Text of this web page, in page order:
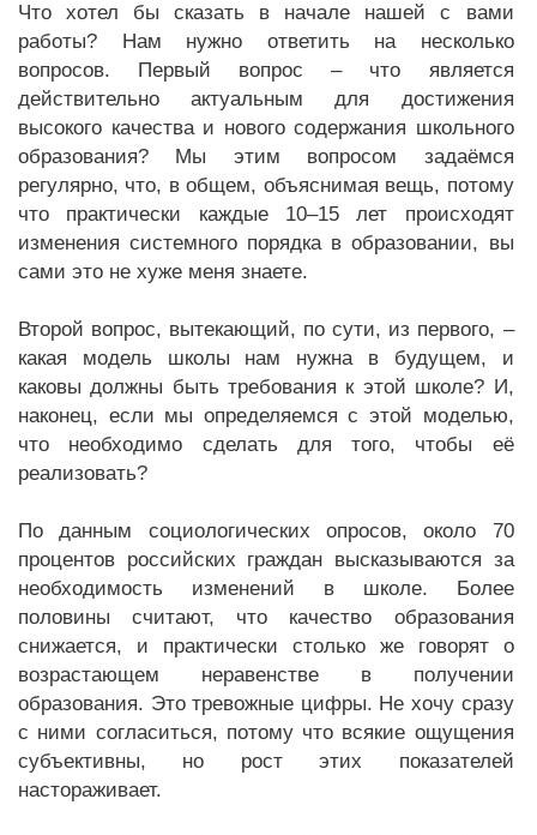
Что хотел бы сказать в начале нашей с вами
работы? Нам нужно ответить на несколько
вопросов. Первый вопрос – что является
действительно актуальным для достижения
высокого качества и нового содержания школьного
образования? Мы этим вопросом задаёмся
регулярно, что, в общем, объяснимая вещь, потому
что практически каждые 10–15 лет происходят
изменения системного порядка в образовании, вы
сами это не хуже меня знаете.
Второй вопрос, вытекающий, по сути, из первого, –
какая модель школы нам нужна в будущем, и
каковы должны быть требования к этой школе? И,
наконец, если мы определяемся с этой моделью,
что необходимо сделать для того, чтобы её
реализовать?
По данным социологических опросов, около 70
процентов российских граждан высказываются за
необходимость изменений в школе. Более
половины считают, что качество образования
снижается, и практически столько же говорят о
возрастающем неравенстве в получении
образования. Это тревожные цифры. Не хочу сразу
с ними согласиться, потому что всякие ощущения
субъективны, но рост этих показателей
настораживает.